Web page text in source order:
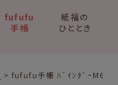
fufufu
手帳
紙福の
ひととき
fufufu手帳 ﾊﾞｲﾝﾀﾞｰM6 ｻﾝ